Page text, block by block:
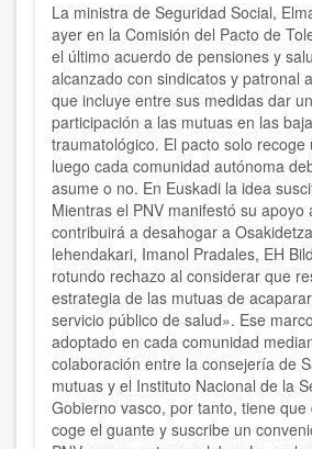
La ministra de Seguridad Social,
ayer en la Comisión del Pacto de
el último acuerdo de pensiones y
alcanzado con sindicatos y patronal
que incluye entre sus medidas dar
participación a las mutuas en las
traumatológico. El pacto solo recoge
luego cada comunidad autónoma
asume o no. En Euskadi la idea
Mientras el PNV manifestó su apoyo
contribuirá a desahogar a
lehendakari, Imanol Pradales, EH
rotundo rechazo al considerar que
estrategia de las mutuas de
servicio público de salud». Ese
adoptado en cada comunidad
colaboración entre la consejería de
mutuas y el Instituto Nacional de la
Gobierno vasco, por tanto, tiene
coge el guante y suscribe un